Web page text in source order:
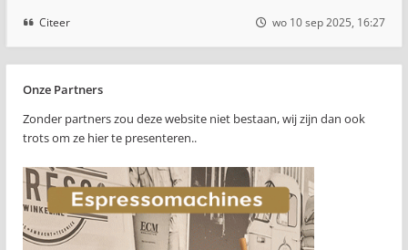
Citeer wo 10 sep 2025, 16:27
Onze Partners
Zonder partners zou deze website niet bestaan, wij zijn dan ook
trots om ze hier te presenteren..